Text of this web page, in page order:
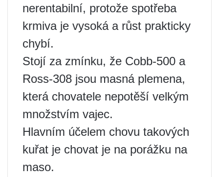
nerentabilní, protože spotřeba
krmiva je vysoká a růst prakticky
chybí.
Stojí za zmínku, že Cobb-500 a
Ross-308 jsou masná plemena,
která chovatele nepotěší velkým
množstvím vajec.
Hlavním účelem chovu takových
kuřat je chovat je na porážku na
maso.